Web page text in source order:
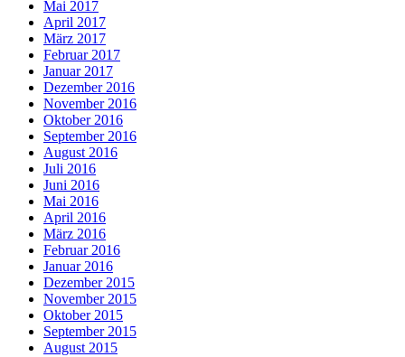
Mai 2017
April 2017
März 2017
Februar 2017
Januar 2017
Dezember 2016
November 2016
Oktober 2016
September 2016
August 2016
Juli 2016
Juni 2016
Mai 2016
April 2016
März 2016
Februar 2016
Januar 2016
Dezember 2015
November 2015
Oktober 2015
September 2015
August 2015